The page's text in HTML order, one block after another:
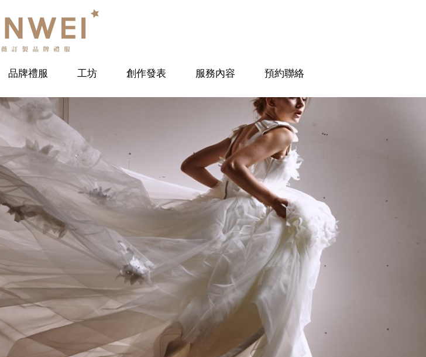
品牌禮服 工坊 創作發表 服務內容 預約聯絡